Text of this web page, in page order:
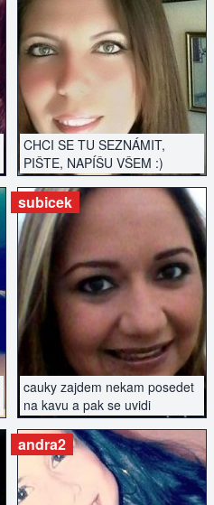
CHCI SE TU SEZNÁMIT,
PIŠTE, NAPÍŠU VŠEM :)
ZOBRAZIT INZERÁT
cauky zajdem nekam posedet
na kavu a pak se uvidi
subicek
ZOBRAZIT INZERÁT
andra2